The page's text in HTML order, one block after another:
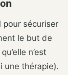
pour sécuriser
le but de
n’est
une thérapie).